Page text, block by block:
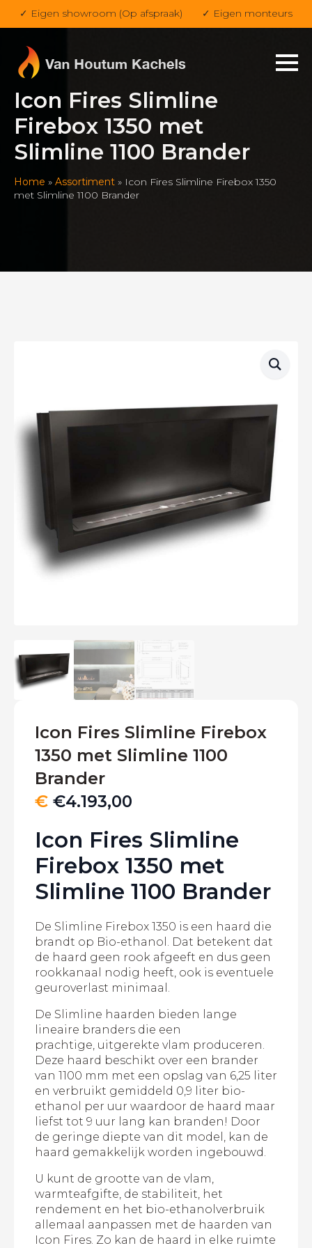
✓ Eigen showroom (Op afspraak) ✓ Eigen monteurs
Icon Fires Slimline
Firebox 1350 met
Slimline 1100 Brander
Home » Assortiment » Icon Fires Slimline Firebox 1350
met Slimline 1100 Brander
Icon Fires Slimline Firebox
1350 met Slimline 1100
Brander
€ €4.193,00
Icon Fires Slimline
Firebox 1350 met
Slimline 1100 Brander
De Slimline Firebox 1350 is een haard die
brandt op Bio-ethanol. Dat betekent dat
de haard geen rook afgeeft en dus geen
rookkanaal nodig heeft, ook is eventuele
geuroverlast minimaal.
De Slimline haarden bieden lange
lineaire branders die een
prachtige, uitgerekte vlam produceren.
Deze haard beschikt over een brander
van 1100 mm met een opslag van 6,25 liter
en verbruikt gemiddeld 0,9 liter bio-
ethanol per uur waardoor de haard maar
liefst tot 9 uur lang kan branden! Door
de geringe diepte van dit model, kan de
haard gemakkelijk worden ingebouwd.
U kunt de grootte van de vlam,
warmteafgifte, de stabiliteit, het
rendement en het bio-ethanolverbruik
allemaal aanpassen met de haarden van
Icon Fires. Zo kan de haard in elke ruimte